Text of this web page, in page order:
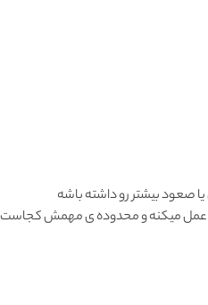
صعود بیشتر رو داشته باشه
عمل میکنه و محدوده ی مهمش کجاست